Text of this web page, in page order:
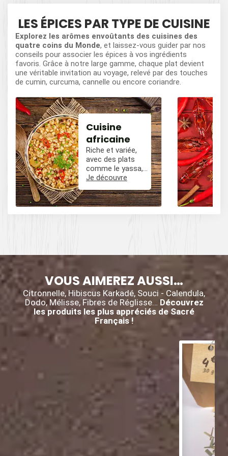
LES ÉPICES PAR TYPE DE CUISINE
Explorez les arômes envoûtants des cuisines des
quatre coins du Monde, et laissez-vous guider par nos
conseils pour associer les épices à vos ingrédients
favoris. Grâce à notre large gamme, chaque plat devient
une véritable invitation au voyage, relevé par des touches
de cumin, curcuma, cannelle ou encore coriandre.
Cuisine
africaine
Riche et variée,
avec des plats
comme le yassa,
le poulet mafé, et
épicées avec du
poivre, du cumin,
et des piments.
Je découvre
VOUS AIMEREZ AUSSI…
Citronnelle, Hibiscus Karkadé, Souci - Calendula,
Dodo, Mélisse, Fibres de Réglisse… Découvrez
les produits les plus appréciés de Sacré
Français !
4€
30 g